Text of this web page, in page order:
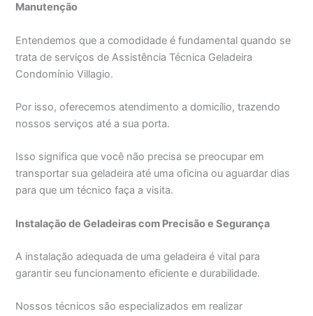
Manutenção
Entendemos que a comodidade é fundamental quando se
trata de serviços de Assistência Técnica Geladeira
Condomínio Villagio.
Por isso, oferecemos atendimento a domicílio, trazendo
nossos serviços até a sua porta.
Isso significa que você não precisa se preocupar em
transportar sua geladeira até uma oficina ou aguardar dias
para que um técnico faça a visita.
Instalação de Geladeiras com Precisão e Segurança
A instalação adequada de uma geladeira é vital para
garantir seu funcionamento eficiente e durabilidade.
Nossos técnicos são especializados em realizar